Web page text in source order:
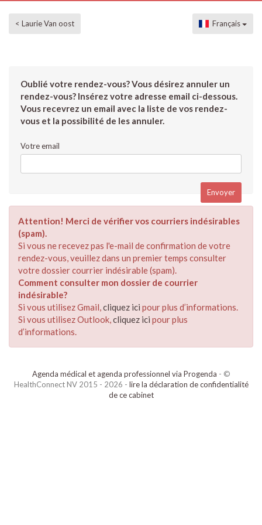
< Laurie Van oost Français
Oublié votre rendez-vous? Vous désirez annuler un
rendez-vous? Insérez votre adresse email ci-dessous.
Vous recevrez un email avec la liste de vos rendez-
vous et la possibilité de les annuler.
Votre email
Attention! Merci de vérifier vos courriers indésirables
(spam).
Si vous ne recevez pas l'e-mail de confirmation de votre
rendez-vous, veuillez dans un premier temps consulter
votre dossier courrier indésirable (spam).
Comment consulter mon dossier de courrier
indésirable?
Si vous utilisez Gmail,cliquez ici pour plus d’informations.
Si vous utilisez Outlook,cliquez ici pour plus
d’informations.
Agenda médical et agenda professionnel via Progenda - ©
HealthConnect NV 2015 - 2026 - lire la déclaration de confidentialité
de ce cabinet